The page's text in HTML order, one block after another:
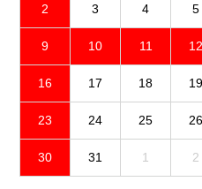
2 3 4 5
9 10 11 12
16 17 18 19
23 24 25 26
30 31 1 2